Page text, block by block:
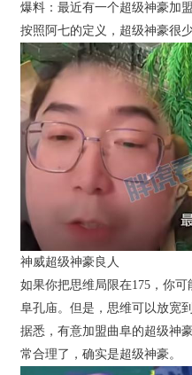
爆料：最近有一个超级神豪加
按照阿七的定义，超级神豪很
神威超级神豪良人
如果你把思维局限在175，你
阜孔庙。但是，思维可以放宽到
据悉，有意加盟曲阜的超级神
常合理了，确实是超级神豪。